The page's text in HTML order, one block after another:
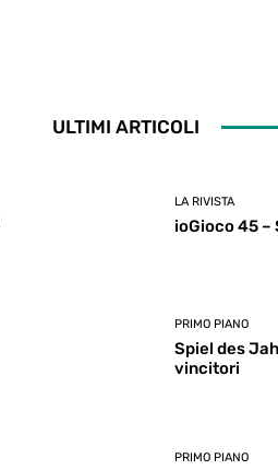
ULTIMI ARTICOLI
LA RIVISTA
ioGioco 45 –
PRIMO PIANO
Spiel des
vincitori
PRIMO PIANO